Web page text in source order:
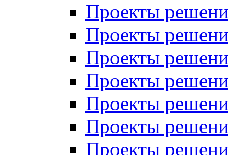
Проекты
Проекты
Проекты
Проекты
Проекты
Проекты
Проекты